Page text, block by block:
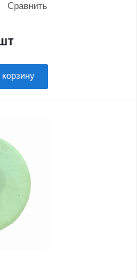
Сравнить